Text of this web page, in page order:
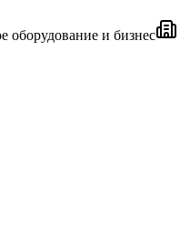
и бизнес